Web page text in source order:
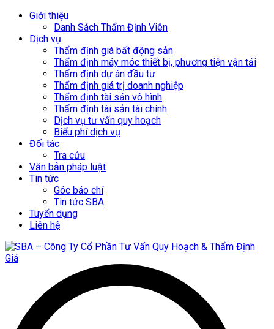
Giới thiệu
Danh Sách Thẩm Định Viên
Dịch vụ
Thẩm định giá bất động sản
Thẩm định máy móc thiết bị, phương tiện vận tải
Thẩm định dự án đầu tư
Thẩm định giá trị doanh nghiệp
Thẩm định tài sản vô hình
Thẩm định tài sản tài chính
Dịch vụ tư vấn quy hoạch
Biểu phí dịch vụ
Đối tác
Tra cứu
Văn bản pháp luật
Tin tức
Góc báo chí
Tin tức SBA
Tuyển dụng
Liên hệ